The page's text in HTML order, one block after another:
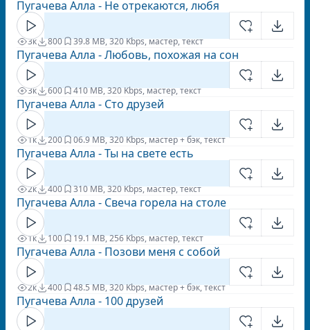
Пугачева Алла - Не отрекаются, любя
3к 800 39.8 MB, 320 Kbps, мастер, текст
Пугачева Алла - Любовь, похожая на сон
3к 600 410 MB, 320 Kbps, мастер, текст
Пугачева Алла - Сто друзей
1к 200 06.9 MB, 320 Kbps, мастер + бэк, текст
Пугачева Алла - Ты на свете есть
2к 400 310 MB, 320 Kbps, мастер, текст
Пугачева Алла - Свеча горела на столе
1к 100 19.1 MB, 256 Kbps, мастер, текст
Пугачева Алла - Позови меня с собой
2к 400 48.5 MB, 320 Kbps, мастер + бэк, текст
Пугачева Алла - 100 друзей